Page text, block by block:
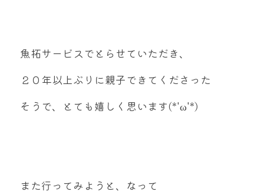
魚拓サービスでとらせていただき、
２０年以上ぶりに親子できてくださった
そうで、とても嬉しく思います(*'ω'*)
また行ってみようと、なって